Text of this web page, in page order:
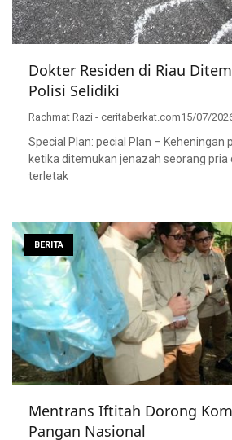
Dokter Residen di Riau
Polisi Selidiki
Rachmat Razi - ceritaberkat.com15/07/
Special Plan: pecial Plan – Keheningan
ketika ditemukan jenazah seorang
terletak
BERITA
Mentrans Iftitah Dorong
Pangan Nasional